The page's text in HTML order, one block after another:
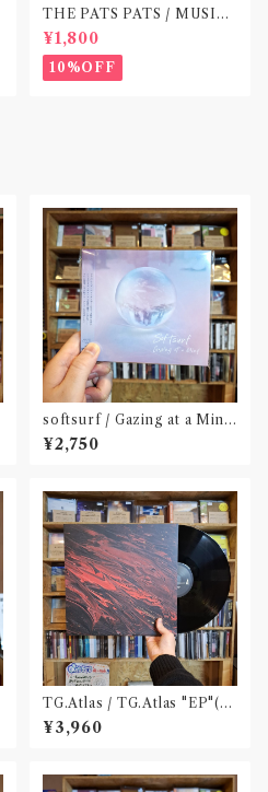
THE PATS PATS / MUSIC
NEVER ENDING(CD作品)
¥1,800
10%OFF
softsurf / Gazing at a Mind
(CD)〝名古屋〟
¥2,750
TG.Atlas / TG.Atlas "EP"(12
inch)〝旭川〟
¥3,960